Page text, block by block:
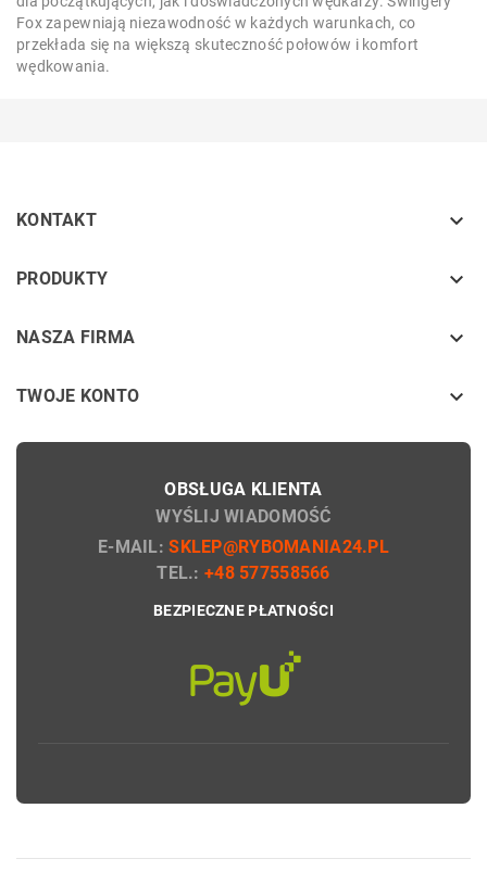
Fox zapewniają niezawodność w każdych warunkach, co
przekłada się na większą skuteczność połowów i komfort
wędkowania.
KONTAKT 
PRODUKTY keyboard_arrow_down
NASZA FIRMA keyboard_arrow_down
TWOJE KONTO 
OBSŁUGA KLIENTA
WYŚLIJ WIADOMOŚĆ
E-MAIL:SKLEP@RYBOMANIA24.PL
TEL.:+48 577558566
BEZPIECZNE PŁATNOŚCI